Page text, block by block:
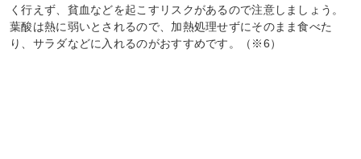
く行えず、貧血などを起こすリスクがあるので注意しましょう。
葉酸は熱に弱いとされるので、加熱処理せずにそのまま食べた
り、サラダなどに入れるのがおすすめです。（※6）